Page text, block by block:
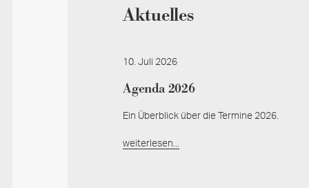
Aktuelles
10. Juli 2026
Agenda 2026
Ein Überblick über die Termine 2026.
weiterlesen...